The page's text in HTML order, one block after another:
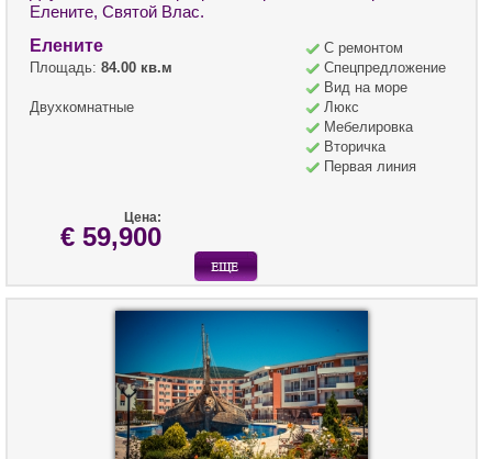
Елените, Святой Влас.
Елените
Площадь: 84.00 кв.м
Двухкомнатные
С ремонтом
Спецпредложение
Вид на море
Люкс
Мебелировка
Вторичка
Первая линия
Цена:
€ 59,900